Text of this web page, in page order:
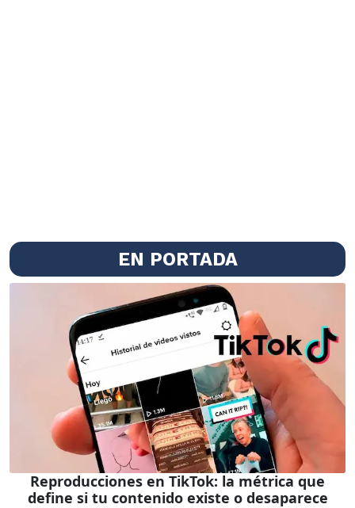
EN PORTADA
Reproducciones en TikTok: la métrica que
define si tu contenido existe o desaparece